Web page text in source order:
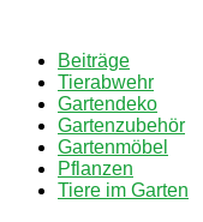
springenBeiträge
Tierabwehr
Gartendeko
Gartenzubehör
Gartenmöbel
Pflanzen
Tiere im Garten